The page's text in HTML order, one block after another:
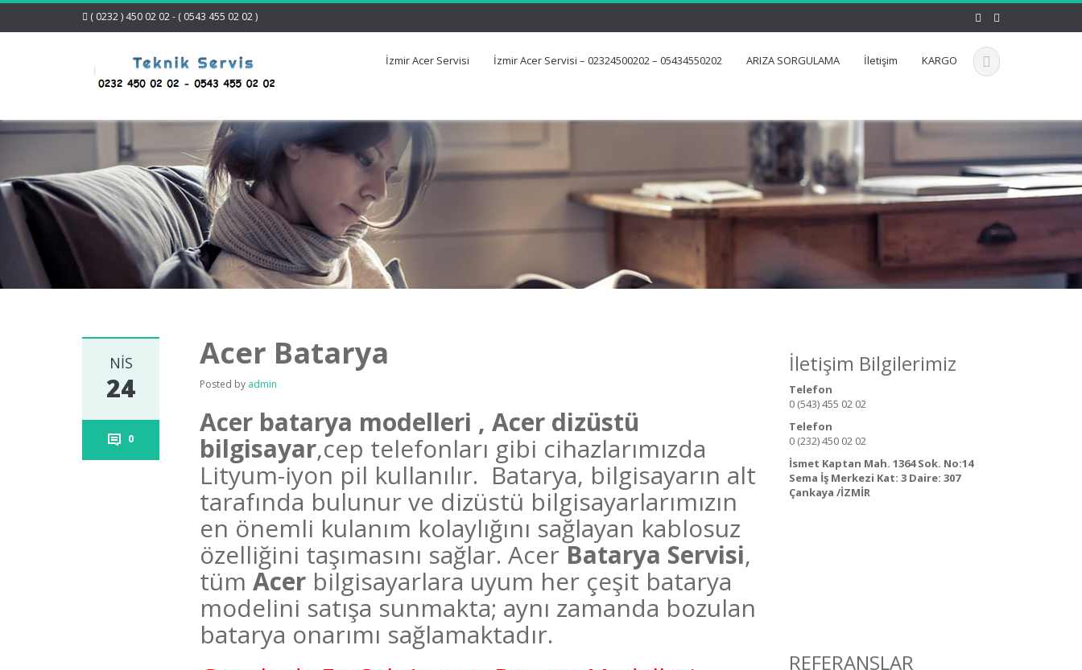
( 0232 ) 450 02 02 - ( 0543 455 02 02 )
İzmir Acer Servisi İzmir Acer Servisi – 02324500202 – 05434550202 ARIZA SORGULAMA İletişim KARGO
NIS
24
0
Acer Batarya
Posted by admin
Acer batarya modelleri , Acer dizüstü
bilgisayar,cep telefonları gibi cihazlarımızda
Lityum-iyon pil kullanılır. Batarya, bilgisayarın alt
tarafında bulunur ve dizüstü bilgisayarlarımızın
en önemli kulanım kolaylığını sağlayan kablosuz
özelliğini taşımasını sağlar. Acer Batarya Servisi,
tümAcer bilgisayarlara uyum her çeşit batarya
modelini satışa sunmakta; aynı zamanda bozulan
batarya onarımı sağlamaktadır.
İletişim Bilgilerimiz
Telefon
0 (543) 455 02 02
Telefon
0 (232) 450 02 02
İsmet Kaptan Mah. 1364 Sok. No:14
Sema İş Merkezi Kat: 3 Daire: 307
Çankaya /İZMİR
REFERANSLAR